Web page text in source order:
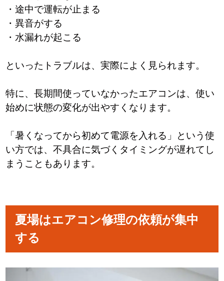
・途中で運転が止まる
・異音がする
・水漏れが起こる
といったトラブルは、実際によく見られます。
特に、長期間使っていなかったエアコンは、使い
始めに状態の変化が出やすくなります。
「暑くなってから初めて電源を入れる」という使
い方では、不具合に気づくタイミングが遅れてし
まうこともあります。
夏場はエアコン修理の依頼が集中
する